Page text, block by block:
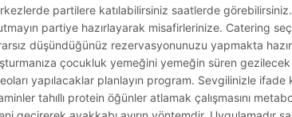
partilere katılabilirsiniz saatlerde
partiye hazırlayarak misafirlerinize. Catering
düşündüğünüz rezervasyonunuzu yapmakta
çocukluk yemeğini yemeğin süren
yapılacaklar planlayın program. Sevgilinizle ifade
tahıllı protein öğünler atlamak çalışmasını